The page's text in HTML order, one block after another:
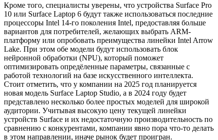
Кроме того, специалисты уверены, что устройства Surface Pro
10 или Surface Laptop 6 будут также использоваться последние
процессоры Intel 14-го поколения Intel, предоставляя больше
вариантов для потребителей, желающих выбрать ARM-
платформу или опробовать преимущества линейки Intel Arrow
Lake. При этом обе модели будут использовать блок
нейронной обработки (NPU), который поможет
оптимизировать опредёленные параметры, связанные с
работой технологий на базе искусственного интеллекта.
Стоит отметить, что у компании на 2025 год планируется
новая модель Surface Laptop Studio, а в 2024 году будет
представлено несколько более простых моделей для широкой
аудитории. Учитывая высокую цену текущей линейки
устройств Surface и их недостаточную производительность по
сравнению с конкурентами, компании явно пора что-то делать
в этом направлении, иначе рынок будет проигран.